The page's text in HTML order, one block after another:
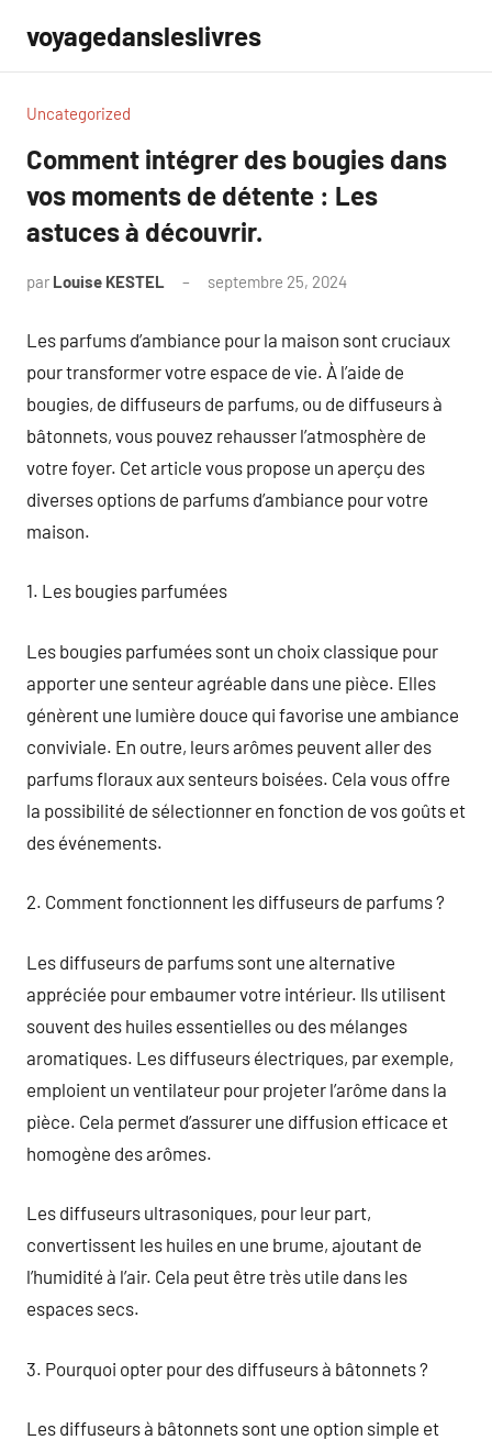
contenu
voyagedansleslivres
Uncategorized
Comment intégrer des bougies dans
vos moments de détente : Les
astuces à découvrir.
par Louise KESTEL septembre 25, 2024
Les parfums d’ambiance pour la maison sont cruciaux
pour transformer votre espace de vie. À l’aide de
bougies, de diffuseurs de parfums, ou de diffuseurs à
bâtonnets, vous pouvez rehausser l’atmosphère de
votre foyer. Cet article vous propose un aperçu des
diverses options de parfums d’ambiance pour votre
maison.
1. Les bougies parfumées
Les bougies parfumées sont un choix classique pour
apporter une senteur agréable dans une pièce. Elles
génèrent une lumière douce qui favorise une ambiance
conviviale. En outre, leurs arômes peuvent aller des
parfums floraux aux senteurs boisées. Cela vous offre
la possibilité de sélectionner en fonction de vos goûts et
des événements.
2. Comment fonctionnent les diffuseurs de parfums ?
Les diffuseurs de parfums sont une alternative
appréciée pour embaumer votre intérieur. Ils utilisent
souvent des huiles essentielles ou des mélanges
aromatiques. Les diffuseurs électriques, par exemple,
emploient un ventilateur pour projeter l’arôme dans la
pièce. Cela permet d’assurer une diffusion efficace et
homogène des arômes.
Les diffuseurs ultrasoniques, pour leur part,
convertissent les huiles en une brume, ajoutant de
l’humidité à l’air. Cela peut être très utile dans les
espaces secs.
3. Pourquoi opter pour des diffuseurs à bâtonnets ?
Les diffuseurs à bâtonnets sont une option simple et